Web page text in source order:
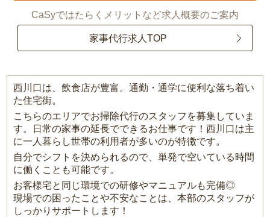
CaSyではたらくメリットなど求人概要のご案内
家事代行求人TOP
西川口は、飲食店が豊富。通勤・通学に便利な落ち着い
た住宅街。
こちらのエリアでお掃除代行のスタッフを募集していま
す。日常の家事の延長でできるお仕事です！西川口は主
に一人暮らし世帯の利用者が多いのが特徴です。
自分でシフトを決められるので、単発で空いている時間
に働くことも可能です。
お客様宅と同じ環境での研修やマニュアルも完備◎
現場での困ったことや不安なことは、本部のスタッフが
しっかりサポートします！